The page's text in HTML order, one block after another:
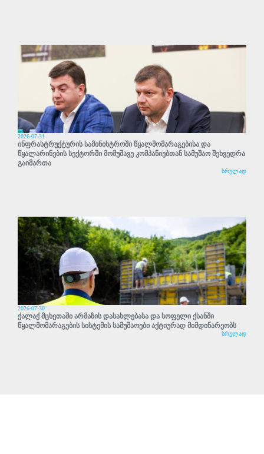
2026-07-31
ინფრასტრუქტურის სამინისტროში წყალმომარაგებისა და
წყალარინების სექტორში მომუშავე კომპანიებთან სამუშაო შეხვედრა
გაიმართა
სრულად
2026-07-30
ქალაქ მცხეთაში არმაზის დასახლებასა და სოფელი ქსანში
წყალმომარაგების სისტემის სამუშაოები აქტიურად მიმდინარეობს
სრულად